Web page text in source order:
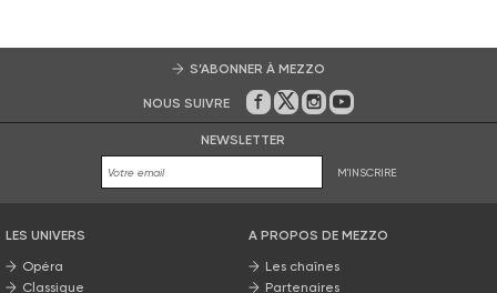
S’ABONNER À MEZZO
NOUS SUIVRE Sur Facebook
Sur Twitter
Sur Instagram
Sur Youtube
NEWSLETTER
M'INSCRIRE
LES UNIVERS
Opéra
Classique
A PROPOS DE MEZZO
Les chaînes
Partenaires